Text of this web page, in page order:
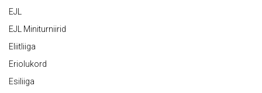
EJL
EJL Miniturniirid
Eliitliiga
Eriolukord
Esiliiga